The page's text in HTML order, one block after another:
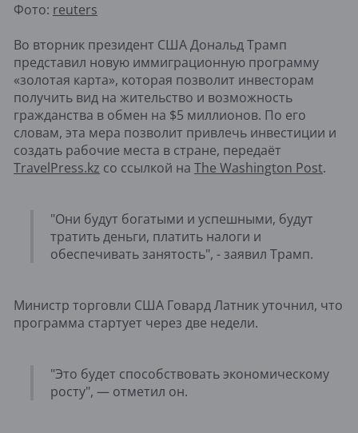
Фото: reuters
Во вторник президент США Дональд Трамп
представил новую иммиграционную программу
«золотая карта», которая позволит инвесторам
получить вид на жительство и возможность
гражданства в обмен на $5 миллионов. По его
словам, эта мера позволит привлечь инвестиции и
создать рабочие места в стране, передаёт
TravelPress.kz со ссылкой на The Washington Post.
"Они будут богатыми и успешными, будут
тратить деньги, платить налоги и
обеспечивать занятость", - заявил Трамп.
Министр торговли США Говард Латник уточнил, что
программа стартует через две недели.
"Это будет способствовать экономическому
росту", — отметил он.